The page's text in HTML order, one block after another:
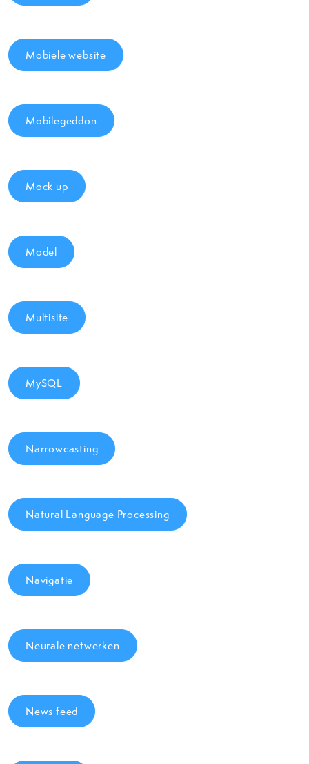
Mobiele website
Mobilegeddon
Mock up
Model
Multisite
MySQL
Narrowcasting
Natural Language Processing
Navigatie
Neurale netwerken
News feed